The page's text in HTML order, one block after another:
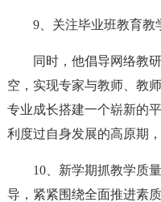
9、关注毕业班教育教
同时，他倡导网络教
空，实现专家与教师、教
专业成长搭建一个崭新的
利度过自身发展的高原期
10、新学期抓教学质
导，紧紧围绕全面推进素